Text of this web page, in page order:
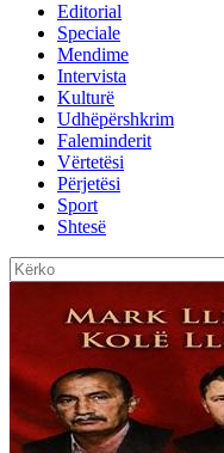
Editorial
Speciale
Mendime
Intervista
Kulturë
Udhëpërshkrim
Faleminderit
Vërtetësi
Përjetësi
Sport
Shtesë